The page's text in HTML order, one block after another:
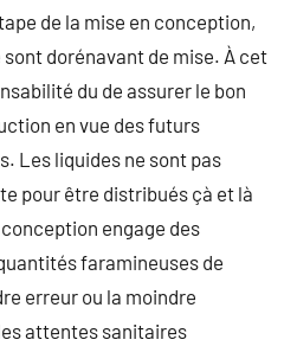
de la mise en conception,
dorénavant de mise. À cet
du de assurer le bon
en vue des futurs
Les liquides ne sont pas
pour être distribués çà et là
engage des
faramineuses de
erreur ou la moindre
attentes sanitaires